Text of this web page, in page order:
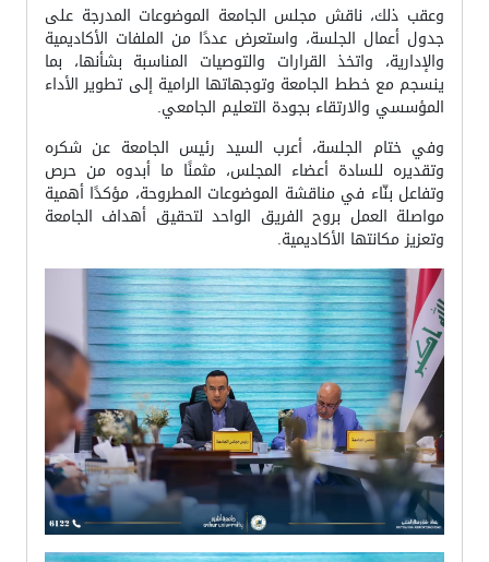
وعقب ذلك، ناقش مجلس الجامعة الموضوعات المدرجة على
جدول أعمال الجلسة، واستعرض عددًا من الملفات الأكاديمية
والإدارية، واتخذ القرارات والتوصيات المناسبة بشأنها، بما
ينسجم مع خطط الجامعة وتوجهاتها الرامية إلى تطوير الأداء
المؤسسي والارتقاء بجودة التعليم الجامعي.
وفي ختام الجلسة، أعرب السيد رئيس الجامعة عن شكره
وتقديره للسادة أعضاء المجلس، مثمنًا ما أبدوه من حرص
وتفاعل بنّاء في مناقشة الموضوعات المطروحة، مؤكدًا أهمية
مواصلة العمل بروح الفريق الواحد لتحقيق أهداف الجامعة
وتعزيز مكانتها الأكاديمية.